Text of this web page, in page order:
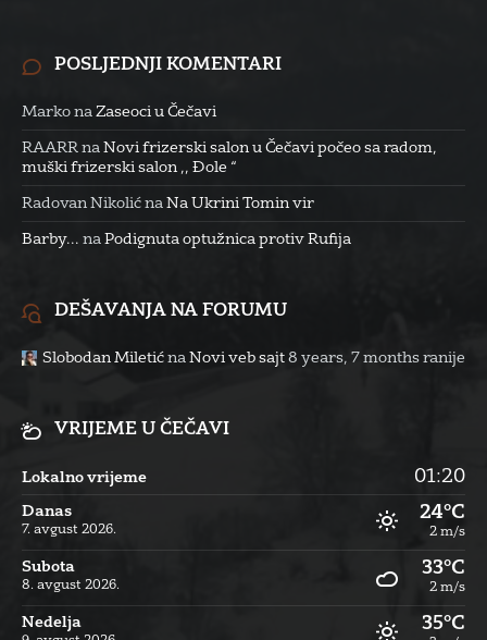
POSLJEDNJI KOMENTARI
Marko na Zaseoci u Čečavi
RAARR na Novi frizerski salon u Čečavi počeo sa radom,
muški frizerski salon ,, Đole “
Radovan Nikolić na Na Ukrini Tomin vir
Barby... na Podignuta optužnica protiv Rufija
DEŠAVANJA NA FORUMU
Slobodan Miletić na Novi veb sajt 8 years, 7 months ranije
VRIJEME U ČEČAVI
Lokalno vrijeme 01:20
Danas
7. avgust 2026.
24°C
2 m/s
Subota
8. avgust 2026.
33°C
2 m/s
Nedelja 35°C